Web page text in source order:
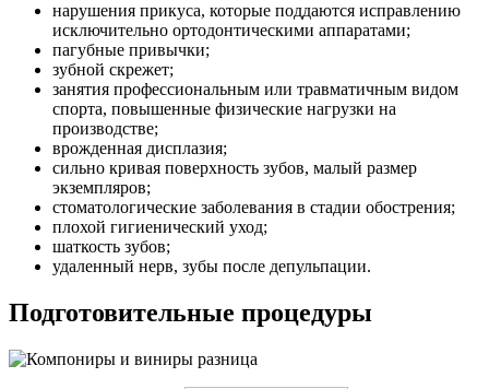
нарушения прикуса, которые поддаются исправлению
исключительно ортодонтическими аппаратами;
пагубные привычки;
зубной скрежет;
занятия профессиональным или травматичным видом
спорта, повышенные физические нагрузки на
производстве;
врожденная дисплазия;
сильно кривая поверхность зубов, малый размер
экземпляров;
стоматологические заболевания в стадии обострения;
плохой гигиенический уход;
шаткость зубов;
удаленный нерв, зубы после депульпации.
Подготовительные процедуры